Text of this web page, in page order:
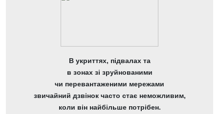
В укриттях, підвалах та
в зонах зі зруйнованими
чи перевантаженими мережами
звичайний дзвінок часто стає неможливим,
коли він найбільше потрібен.